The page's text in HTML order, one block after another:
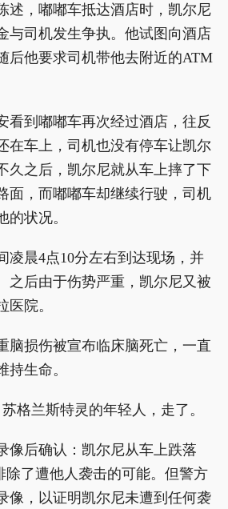
述，嘟嘟车抵达酒店时，凯尔尼
与司机发生争执。他试图向酒店
后他要求司机带他去附近的ATM
看到嘟嘟车再次经过酒店，往反
在车上，司机也没有停车让凯尔
久之后，凯尔尼就从车上摔了下
面，而嘟嘟车却继续行驶，司机
的状况。
凌晨4点10分左右到达现场，并
之后由于伤势严重，凯尔尼又被
医院。
脑损伤被宣布临床脑死亡，一直
持生命。
格兰斯特灵的年轻人，走了。
像后确认：凯尔尼从车上跌落
除了遭他人袭击的可能。但警方
像，以证明凯尔尼未遭到任何袭